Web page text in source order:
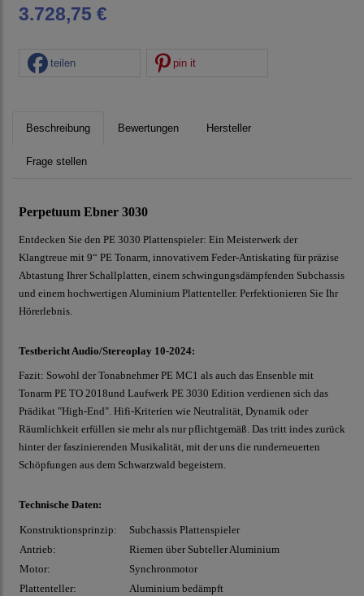
3.728,75 €
teilen pin it
Beschreibung Bewertungen Hersteller
Frage stellen
Perpetuum Ebner 3030
Entdecken Sie den PE 3030 Plattenspieler: Ein Meisterwerk der
Klangtreue mit 9“ PE Tonarm, innovativem Feder-Antiskating für präzise
Abtastung Ihrer Schallplatten, einem schwingungsdämpfenden Subchassis
und einem hochwertigen Aluminium Plattenteller. Perfektionieren Sie Ihr
Hörerlebnis.
Testbericht Audio/Stereoplay 10-2024:
Fazit: Sowohl der Tonabnehmer PE MC1 als auch das Ensenble mit
Tonarm PE TO 2018und Laufwerk PE 3030 Edition verdienen sich das
Prädikat "High-End". Hifi-Kriterien wie Neutralität, Dynamik oder
Räumlichkeit erfüllen sie mehr als nur pflichtgemäß. Das tritt indes zurück
hinter der faszinierenden Musikalität, mit der uns die runderneuerten
Schöpfungen aus dem Schwarzwald begeistern.
Technische Daten:
Konstruktionsprinzip:
Subchassis Plattenspieler
Antrieb:
Riemen über Subteller Aluminium
Motor:
Synchronmotor
Plattenteller:
Aluminium bedämpft